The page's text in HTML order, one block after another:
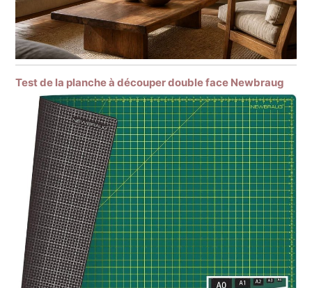
Test de la planche à découper double face Newbraug